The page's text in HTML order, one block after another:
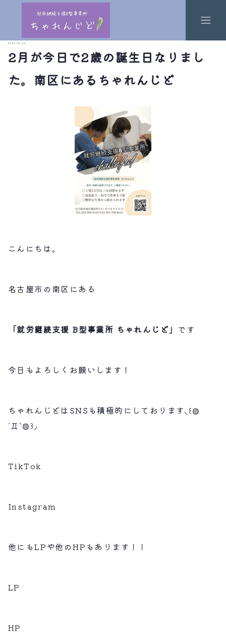
2025.02.02
2月が今日で2歳の誕生日なりまし
た。南区にあるちゃれんじど
こんにちは。
名古屋市の南区にある
「就労継続支援 B型事業所 ちゃれんじど」 です
今日もよろしくお願いします！
ちゃれんじどはSNSも積極的にしております◟꒰◍
´Д‵◍꒱◞
TikTok
Instagram
他にもLPや他のHPもあります！！
LP
HP